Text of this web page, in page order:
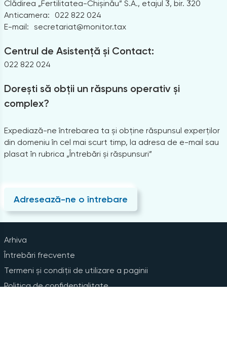
Clădirea „Fertilitatea-Chișinău” S.A., etajul 3, bir. 320
Anticamera:
022 822 024
E-mail: secretariat@monitor.tax
Centrul de Asistență și Contact:
022 822 024
Dorești să obții un răspuns operativ și
complex?
Expediază-ne întrebarea ta și obține răspunsul experților
din domeniu în cel mai scurt timp, la adresa de e-mail sau
plasat în rubrica „Întrebări și răspunsuri”
Adresează-ne o întrebare
Arhiva
Întrebări frecvente
Termeni și condiții de utilizare a paginii
Politica de confidențialitate